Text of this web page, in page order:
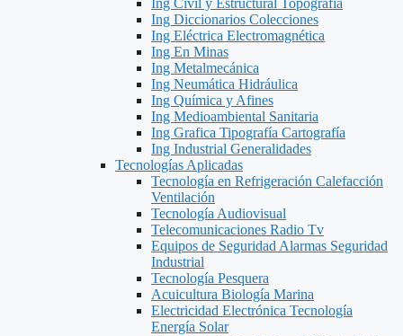
Ing Civil y Estructural Topografía
Ing Diccionarios Colecciones
Ing Eléctrica Electromagnética
Ing En Minas
Ing Metalmecánica
Ing Neumática Hidráulica
Ing Química y Afines
Ing Medioambiental Sanitaria
Ing Grafica Tipografía Cartografía
Ing Industrial Generalidades
Tecnologías Aplicadas
Tecnología en Refrigeración Calefacción
Ventilación
Tecnología Audiovisual
Telecomunicaciones Radio Tv
Equipos de Seguridad Alarmas Seguridad
Industrial
Tecnología Pesquera
Acuicultura Biología Marina
Electricidad Electrónica Tecnología
Energía Solar